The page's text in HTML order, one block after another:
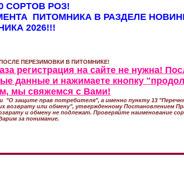
СОРТОВ РОЗ!
ПИТОМНИКА В РАЗДЕЛЕ
2026!!!
ПЕРЕЗИМОВКИ В ПИТОМНИКЕ!
регистрация на сайте не нужна!
данные и нажимаете кнопку
мы свяжемся с Вами!
"О защите прав потребителя", а именно пункту 13
возврату или обмену", утвержденному Постановлением
и обмену не подлежат. Проверяйте наименование
за понимание.